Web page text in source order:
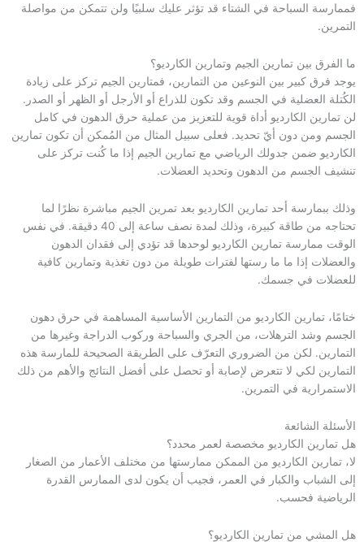
فممارسة السباحة في الشتاء قد تؤثر عليك سلبيًا ولن تتمكن من مواصلة
التمرين.
ما الفرق بين تمارين الجيم وتمارين الكارديو؟
يوجد فرق كبير بين النوعين من التمارين، فمتارين الجيم تركز على زيادة
الكُتلة العضلية في الجسم وقد تكون للذراع أو الأرجل أو الظهر أو الصدر.
لن تمارين الكارديو أداة قوية للتعزيز من عملية حرق الدهون في كامل
الجسم ومن دون أيّ تحديد. فعلى سبيل المثال من المُمكن أن تكون تمارين
الكارديو ضمن جدولك الرياضي مع تمارين الجيم إذا ما كُنت تركز على
تنشيف الجسم من الدهون وتحديد العضلات.
وذلك ببمارسة أحد تمارين الكارديو بعد تمرين الجيم مباشرة نظرًا لما
تحتاجه من طاقة كبيرة، وذلك لمدة نصف ساعة إلى 40 دقيقة. في نفس
الوقت ممارسة تمارين الكارديو لوحدها قد تؤدي إلى فقدان الدهون
والعضلات إذا ما ما رستها لفترات طويلة من دون تغذية وتمارين كافية
للعضلات في جسمك.
ختامًا، تمارين الكارديو من التمارين الأساسية المساهمة في حرق دهون
الجسم وشد الترهلات، من الجري والسباحة وركوب الدراجة وغيرها من
التمارين. لكن من الضروري التعرّف على الطريقة الصحيحة للمارسة هذه
التمارين لكي لا تتعرض لإصابة أو تحصل على أفضل النتائج والأهم من ذلك
الاستمرارية في التمرين.
الأسئلة الشائعة
هل تمارين الكارديو مخصصة لعمر محدد؟
لا، تمارين الكارديو من الممكن ممارستها من مختلف الأعمار من الصغار
إلى الشباب والكبار في العمر، فجيب أن يكون لدى الممارس القدرة
الرياضية فحسب.
هل المشي من تمارين الكارديو؟